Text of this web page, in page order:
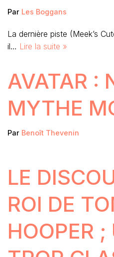
Par Les Boggans
La dernière piste (Meek’s
il… Lire la suite »
AVATAR :
MYTHE
Par Benoît Thevenin
LE
ROI DE
HOOPER